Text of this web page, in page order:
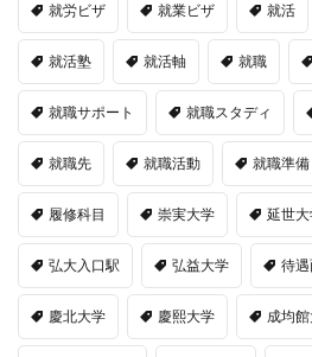
就労ビザ 就業ビザ 就活
就活塾 就活軸 就職
就職サポート 就職スタディ
就職先 就職活動 就職準備
履修科目 崇実大学 延世
弘大入口駅 弘益大学 待
慶北大学 慶熙大学 成均